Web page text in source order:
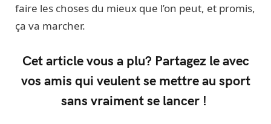
faire les choses du mieux que l’on peut, et promis,
ça va marcher.
Cet article vous a plu? Partagez le avec
vos amis qui veulent se mettre au sport
sans vraiment se lancer !